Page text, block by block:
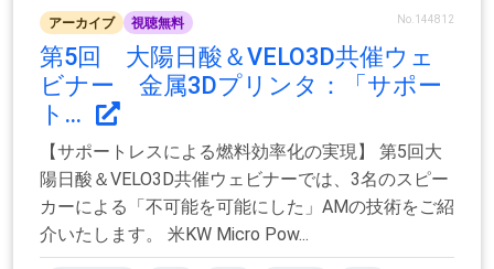
アーカイブ 視聴無料 No.144812
第5回 大陽日酸＆VELO3D共催ウェ
ビナー 金属3Dプリンタ：「サポー
ト...
【サポートレスによる燃料効率化の実現】 第5回大
陽日酸＆VELO3D共催ウェビナーでは、3名のスピー
カーによる「不可能を可能にした」AMの技術をご紹
介いたします。 米KW Micro Pow...